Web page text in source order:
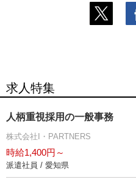
求人特集
人柄重視採用の一般事務
株式会社I・PARTNERS
時給1,400円～
派遣社員 / 愛知県